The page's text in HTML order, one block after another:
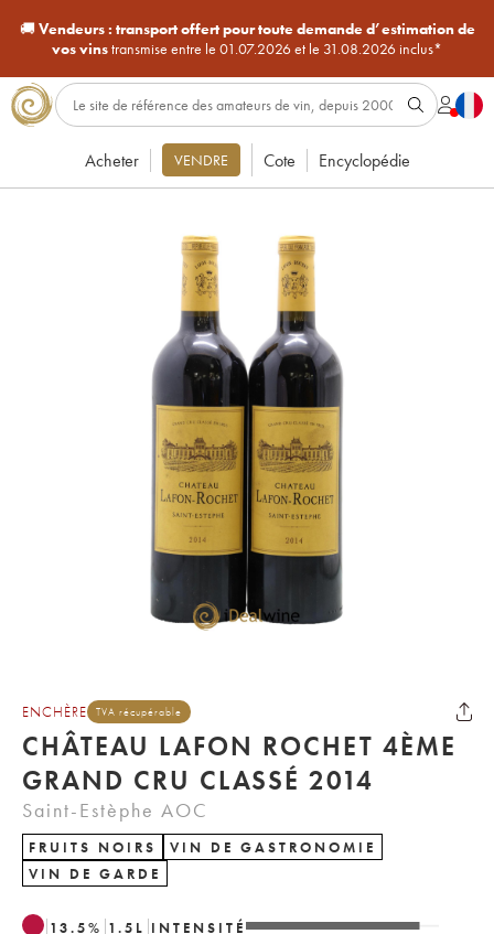
🚚Vendeurs : transport offert pour toute demande d’estimation de
vos vinstransmise entre le 01.07.2026 et le 31.08.2026 inclus*
Acheter VENDRE Cote Encyclopédie
ENCHÈRE TVA récupérable
CHÂTEAU LAFON ROCHET 4ÈME
GRAND CRU CLASSÉ 2014
Saint-Estèphe AOC
FRUITS NOIRS
VIN DE GASTRONOMIE
VIN DE GARDE
13.5% 1.5 L INTENSITÉ